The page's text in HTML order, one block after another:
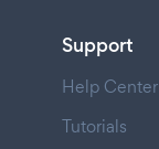
Support
Help Center
Tutorials